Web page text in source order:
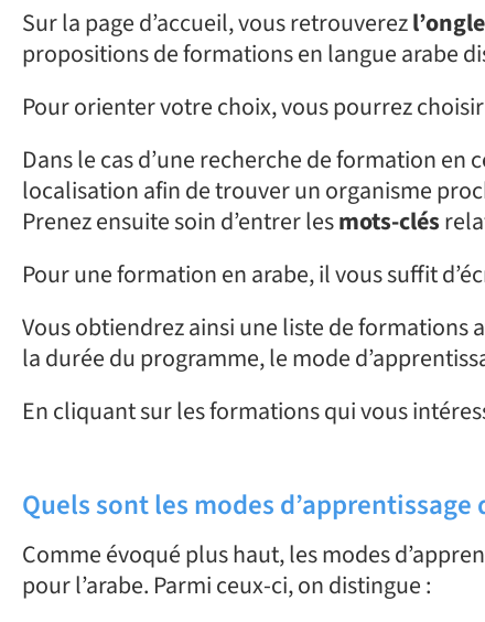
Sur la page d’accueil, vous retrouverez
propositions de formations en langue arabe
Pour orienter votre choix, vous pourrez
Dans le cas d’une recherche de formation
localisation afin de trouver un organisme
Prenez ensuite soin d’entrer lesmots-clés
Pour une formation en arabe, il vous suffit
Vous obtiendrez ainsi une liste de formations
la durée du programme, le mode
En cliquant sur les formations qui vous
Quels sont les modes d’apprentissage
Comme évoqué plus haut, les modes
pour l’arabe. Parmi ceux-ci, on distingue :